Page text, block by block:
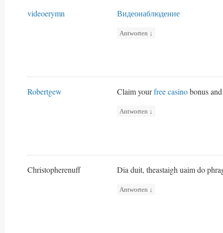
videoerymn Видеонаблюдение
Antworten ↓
Robertgew Claim yourfree casinobonus
Antworten ↓
Christopherenuff Dia duit, theastaigh uaim do
Antworten ↓